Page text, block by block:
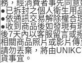
務，經消費者事先同意
●已拆封之個人衛生用
●依通訊交易解除權合
●收到商品後如發現有
後7天內以客服留言或
相關商品照片或影片傳
請勿丟棄，將由
貨事宜。